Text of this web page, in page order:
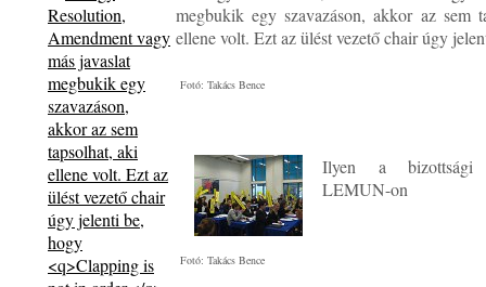
megbukik egy szavazáson, akkor az sem
ellene volt. Ezt az ülést vezető chair úgy
Fotó: Takács Bence
Ilyen a
LEMUN-on
Fotó: Takács Bence